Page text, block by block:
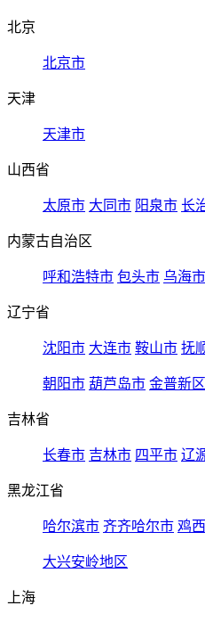
北京
北京市
天津
天津市
山西省
太原市 大同市 阳泉市 长
内蒙古自治区
呼和浩特市 包头市 乌海市
辽宁省
沈阳市 大连市 鞍山市 抚
朝阳市 葫芦岛市 金普新区
吉林省
长春市 吉林市 四平市 辽
黑龙江省
哈尔滨市 齐齐哈尔市 鸡
大兴安岭地区
上海